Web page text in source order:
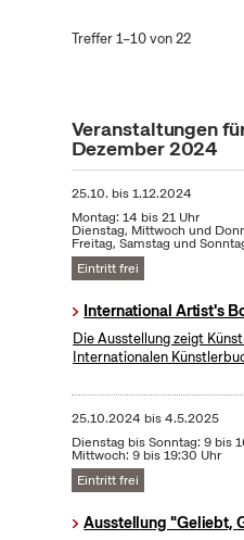
Treffer 1–10 von 22
Veranstaltungen
Dezember 2024
25.10. bis1.12.2024
Montag: 14 bis 21 Uhr
Dienstag, Mittwoch und
Freitag, Samstag und
Eintritt frei
International Artist's
Die Ausstellung zeigt
Internationalen
25.10.2024 bis4.5.2025
Dienstag bis Sonntag: 9 bis
Mittwoch: 9 bis 19:30 Uhr
Eintritt frei
Ausstellung "Geliebt,